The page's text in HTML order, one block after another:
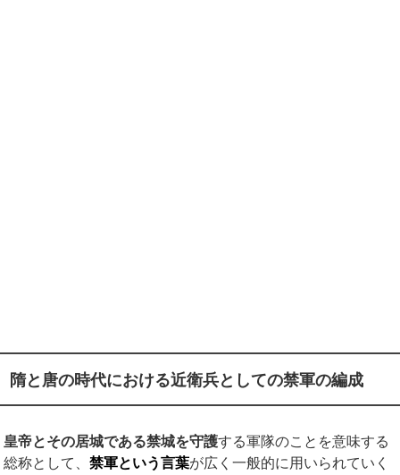
隋と唐の時代における近衛兵としての禁軍の編成
皇帝とその居城である禁城を守護する軍隊のことを意味する
総称として、禁軍という言葉が広く一般的に用いられていく